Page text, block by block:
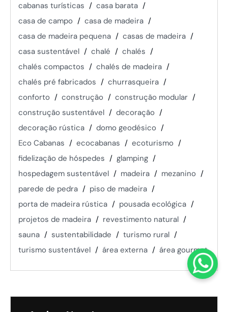
cabanas turísticas
casa barata
casa de campo
casa de madeira
casa de madeira pequena
casas de madeira
casa sustentável
chalé
chalés
chalés compactos
chalés de madeira
chalés pré fabricados
churrasqueira
conforto
construção
construção modular
construção sustentável
decoração
decoração rústica
domo geodésico
Eco Cabanas
ecocabanas
ecoturismo
fidelização de hóspedes
glamping
hospedagem sustentável
madeira
mezanino
parede de pedra
piso de madeira
porta de madeira rústica
pousada ecológica
projetos de madeira
revestimento natural
sauna
sustentabilidade
turismo rural
turismo sustentável
área externa área gourmet